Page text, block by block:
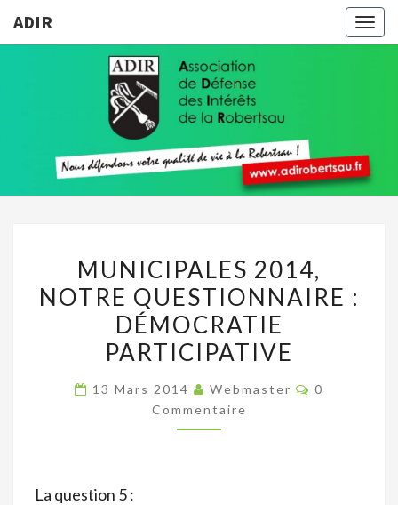
ADIR
ADIR
Votre
Qualité
De Vie À
Robertsau
2014,
NOTRE
QUESTIONNAIRE
:
PARTICIPATIVE
MUNICIPALES 2014,
NOTRE QUESTIONNAIRE :
DÉMOCRATIE
PARTICIPATIVE
13 Mars 2014 Webmaster
0
Commentaire
La question 5 :